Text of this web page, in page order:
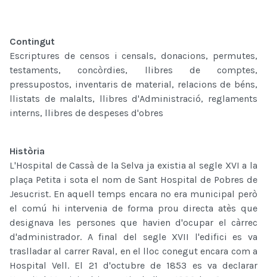
Contingut
Escriptures de censos i censals, donacions, permutes,
testaments, concòrdies, llibres de comptes,
pressupostos, inventaris de material, relacions de béns,
llistats de malalts, llibres d'Administració, reglaments
interns, llibres de despeses d'obres
Història
L'Hospital de Cassà de la Selva ja existia al segle XVI a la
plaça Petita i sota el nom de Sant Hospital de Pobres de
Jesucrist. En aquell temps encara no era municipal però
el comú hi intervenia de forma prou directa atès que
designava les persones que havien d'ocupar el càrrec
d'administrador. A final del segle XVII l'edifici es va
traslladar al carrer Raval, en el lloc conegut encara com a
Hospital Vell. El 21 d'octubre de 1853 es va declarar